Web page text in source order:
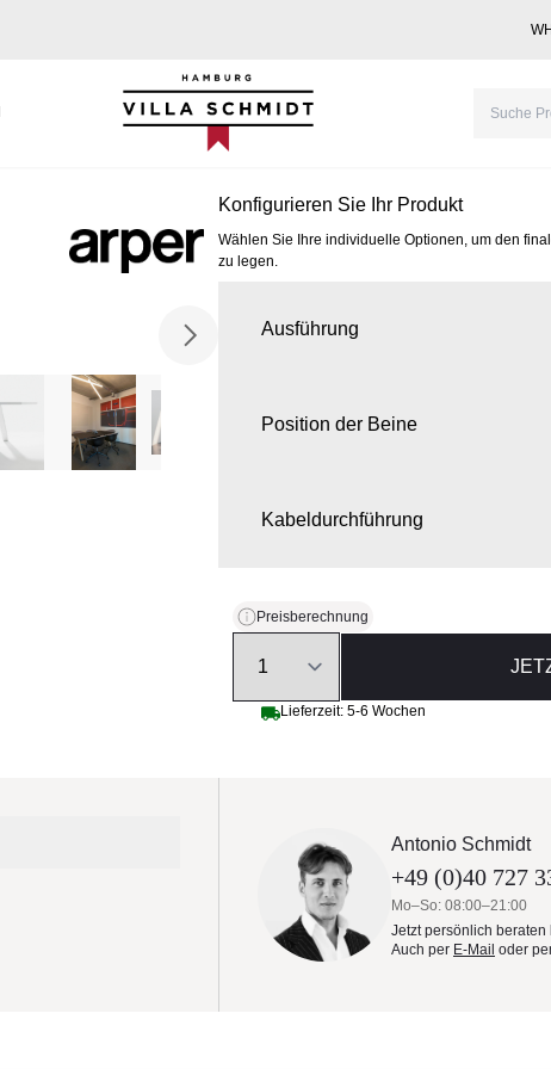
Villa Schmidt
Konfigurieren Sie Ihr Produkt
Wählen Sie Ihre individuelle Optionen, um den
zu legen.
Ausführung
Position der Beine
Kabeldurchführung
Preisberechnung
Lieferzeit: 5-6 Wochen
Antonio Schmidt
+49 (0)40 727
Mo–So: 08:00–21:00
Jetzt persönlich
Auch per E-Mail oder